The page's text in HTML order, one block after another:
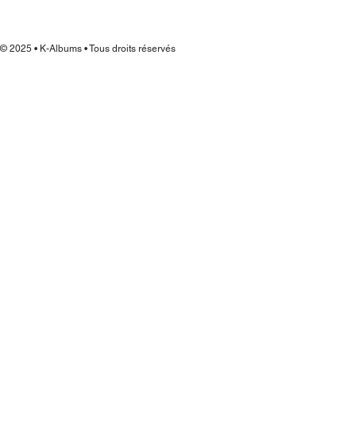
© 2025 • K-Albums • Tous droits réservés